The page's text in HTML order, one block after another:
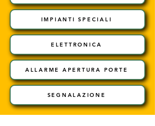
IMPIANTI SPECIALI
ELETTRONICA
ALLARME APERTURA PORTE
SEGNALAZIONE